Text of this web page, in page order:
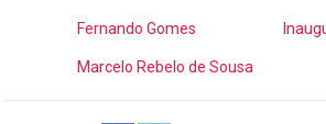
Fernando Gomes
Marcelo Rebelo de Sousa